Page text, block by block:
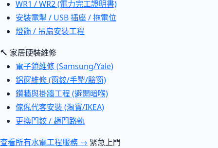
WR1 / WR2 (電力完工證明書)
安裝電掣 / USB 插座 / 拖電位
燈飾 / 吊扇安裝工程
🔨 家居硬裝維修
電子鎖維修 (Samsung/Yale)
鋁窗維修 (窗鉸/手掣/驗窗)
鑽牆與掛牆工程 (避開暗喉)
傢俬代客安裝 (淘寶/IKEA)
更換門鉸 / 趟門路軌
查看所有水電工程服務 → 緊急上門